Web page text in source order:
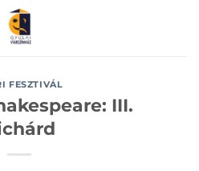
FESZTIVÁL
III.